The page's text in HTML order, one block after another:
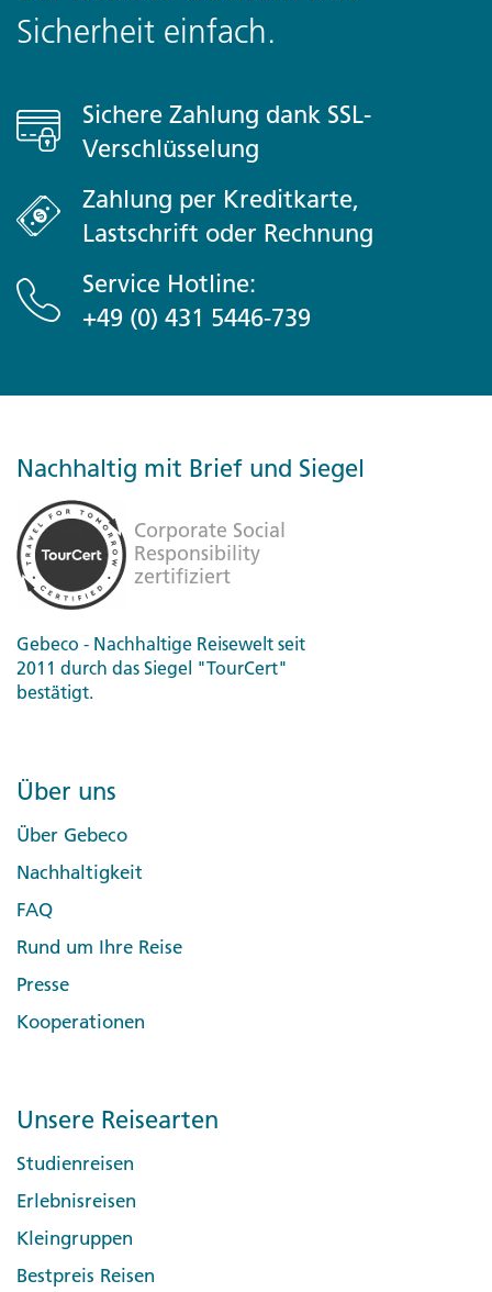
Sicherheit einfach.
Sichere Zahlung dank SSL-
Verschlüsselung
Zahlung per Kreditkarte,
Lastschrift oder Rechnung
Service Hotline:
+49 (0) 431 5446-739
Nachhaltig mit Brief und Siegel
Gebeco - Nachhaltige Reisewelt seit
2011 durch das Siegel "TourCert"
bestätigt.
Über uns
Über Gebeco
Nachhaltigkeit
FAQ
Rund um Ihre Reise
Presse
Kooperationen
Unsere Reisearten
Studienreisen
Erlebnisreisen
Kleingruppen
Bestpreis Reisen